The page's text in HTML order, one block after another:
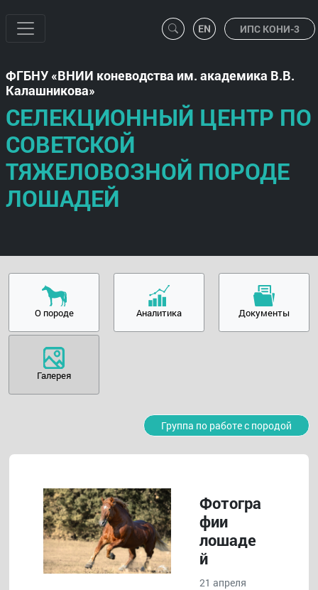
ИПС КОНИ-3
ФГБНУ
ВНИИ коневодства им. академика В.В.
Калашникова
СЕЛЕКЦИОННЫЙ ЦЕНТР ПО
СОВЕТСКОЙ
ТЯЖЕЛОВОЗНОЙ ПОРОДЕ
ЛОШАДЕЙ
О породе Аналитика Документы
Галерея
Группа по работе с породой
Фотогра
фии
лошаде
й
21 апреля